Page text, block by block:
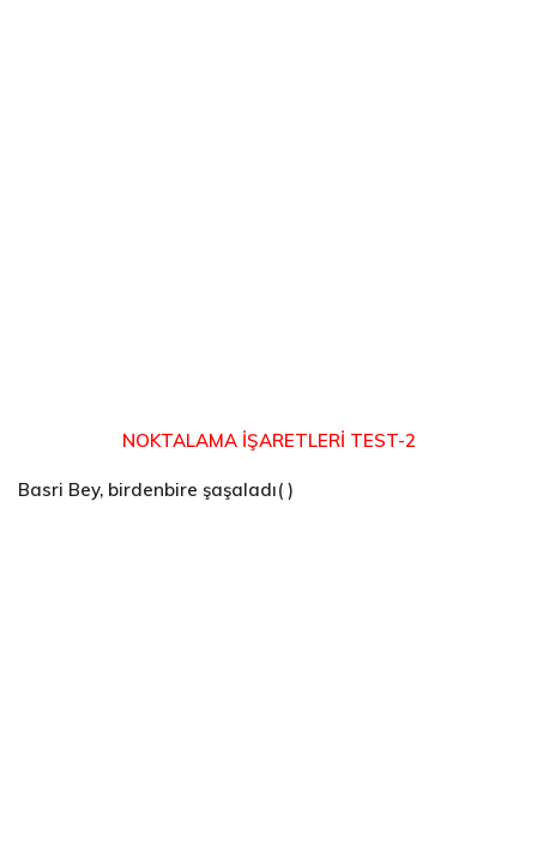
NOKTALAMA İŞARETLERİ TEST-2
Basri Bey, birdenbire şaşaladı( )